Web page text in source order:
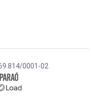
0001-02